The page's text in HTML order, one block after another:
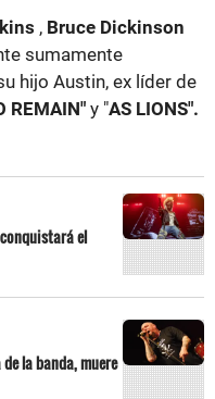
, Bruce Dickinson
sumamente
hijo Austin, ex líder de
REMAIN" y "AS LIONS".
el
la banda, muere